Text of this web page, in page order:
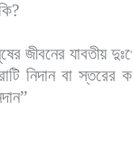
জীবনের যাবতীয়
নিদান বা স্তরের